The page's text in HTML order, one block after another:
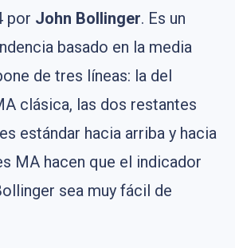
por John Bollinger. Es un
basado en la media
de tres líneas: la del
clásica, las dos restantes
estándar hacia arriba y hacia
MA hacen que el indicador
sea muy fácil de